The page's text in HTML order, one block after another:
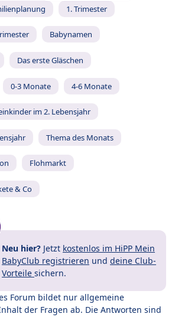
1. Trimester
Babynamen
Das erste Gläschen
0-3 Monate 4-6 Monate
im 2. Lebensjahr
Thema des Monats
Flohmarkt
& Co
Neu hier? Jetzt kostenlos im HiPP Mein
BabyClub registrieren und deine Club-
Vorteile sichern.
Forum bildet nur allgemeine
der Fragen ab. Die Antworten sind